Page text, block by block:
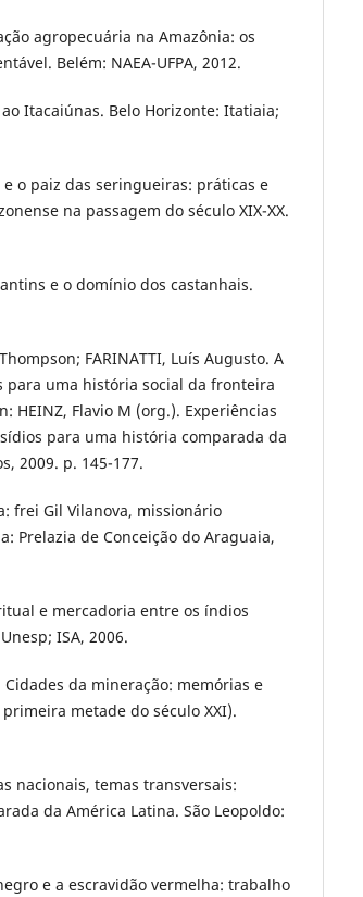
agropecuária na Amazônia: os
Belém: NAEA-UFPA, 2012.
ao Itacaiúnas. Belo Horizonte: Itatiaia;
e o paiz das seringueiras: práticas e
na passagem do século XIX-XX.
e o domínio dos castanhais.
FARINATTI, Luís Augusto. A
uma história social da fronteira
HEINZ, Flavio M (org.). Experiências
para uma história comparada da
2009. p. 145-177.
frei Gil Vilanova, missionário
Prelazia de Conceição do Araguaia,
e mercadoria entre os índios
ISA, 2006.
Cidades da mineração: memórias e
metade do século XXI).
nacionais, temas transversais:
da América Latina. São Leopoldo:
e a escravidão vermelha: trabalho